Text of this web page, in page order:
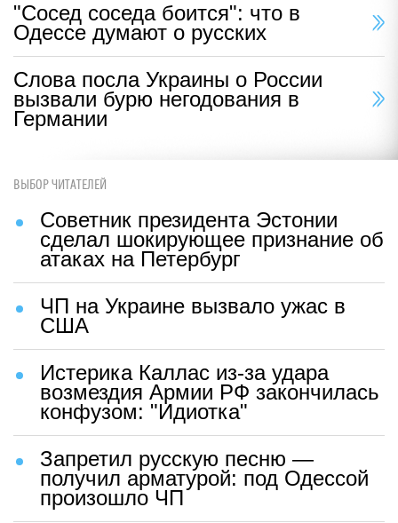
"Сосед соседа боится": что в
Одессе думают о русских
Слова посла Украины о России
вызвали бурю негодования в
Германии
ВЫБОР ЧИТАТЕЛЕЙ
Советник президента Эстонии
сделал шокирующее признание об
атаках на Петербург
ЧП на Украине вызвало ужас в
США
Истерика Каллас из-за удара
возмездия Армии РФ закончилась
конфузом: "Идиотка"
Запретил русскую песню —
получил арматурой: под Одессой
произошло ЧП